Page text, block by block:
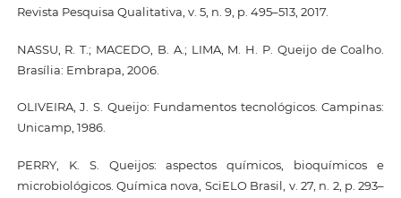
Revista Pesquisa Qualitativa, v. 5, n. 9, p. 495–513, 2017.
NASSU, R. T.; MACEDO, B. A.; LIMA, M. H. P. Queijo de Coalho.
Brasília: Embrapa, 2006.
OLIVEIRA, J. S. Queijo: Fundamentos tecnológicos. Campinas:
Unicamp, 1986.
PERRY, K. S. Queijos: aspectos químicos, bioquímicos e
microbiológicos. Química nova, SciELO Brasil, v. 27, n. 2, p. 293–